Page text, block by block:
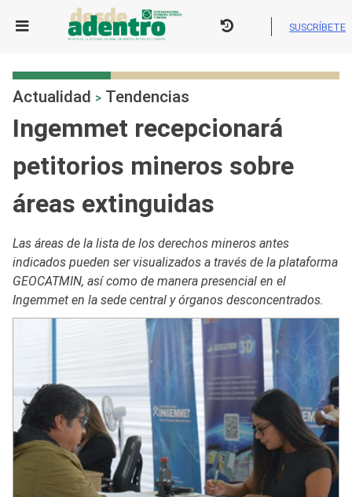
SUSCRÍBETE
Actualidad > Tendencias
Ingemmet recepcionará
petitorios mineros sobre
áreas extinguidas
Las áreas de la lista de los derechos mineros antes
indicados pueden ser visualizados a través de la plataforma
GEOCATMIN, así como de manera presencial en el
Ingemmet en la sede central y órganos desconcentrados.